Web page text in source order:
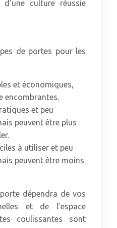
culture réussie
de portes pour les
et économiques,
encombrantes.
et peu
peuvent être plus
à utiliser et peu
peuvent être moins
dépendra de vos
et de l’espace
coulissantes sont